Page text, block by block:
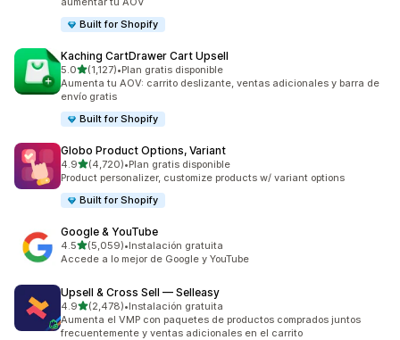
Built for Shopify
Kaching CartDrawer Cart Upsell
5.0de 5 estrellas
(1,127)
1127 reseñas en total
•Plan gratis disponible
Aumenta tu AOV: carrito deslizante, ventas adicionales y barra de
envío gratis
Built for Shopify
Globo Product Options, Variant
4.9de 5 estrellas
(4,720)
4720 reseñas en total
•Plan gratis disponible
Product personalizer, customize products w/ variant options
Built for Shopify
Google & YouTube
4.5de 5 estrellas
(5,059)
5059 reseñas en total
•Instalación gratuita
Accede a lo mejor de Google y YouTube
Upsell & Cross Sell — Selleasy
4.9de 5 estrellas
(2,478)
2478 reseñas en total
•Instalación gratuita
Aumenta el VMP con paquetes de productos comprados juntos
frecuentemente y ventas adicionales en el carrito